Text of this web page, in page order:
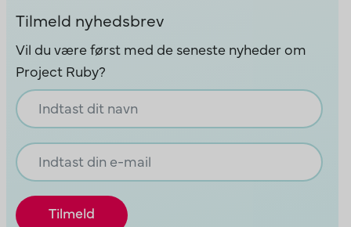
Tilmeld nyhedsbrev
Vil du være først med de seneste nyheder om
Project Ruby?
Email
NameTilmeld